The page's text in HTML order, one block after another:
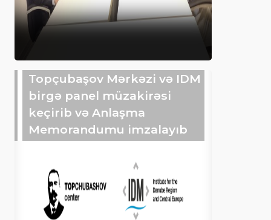
Topçubaşov Mərkəzi və IDM
birgə panel müzakirəsi
keçirib və Anlaşma
Memorandumu imzalayıb